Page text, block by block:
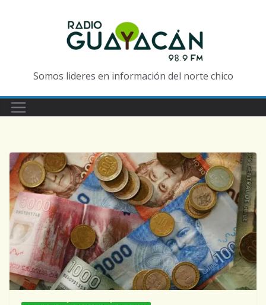
Somos lideres en información del norte chico